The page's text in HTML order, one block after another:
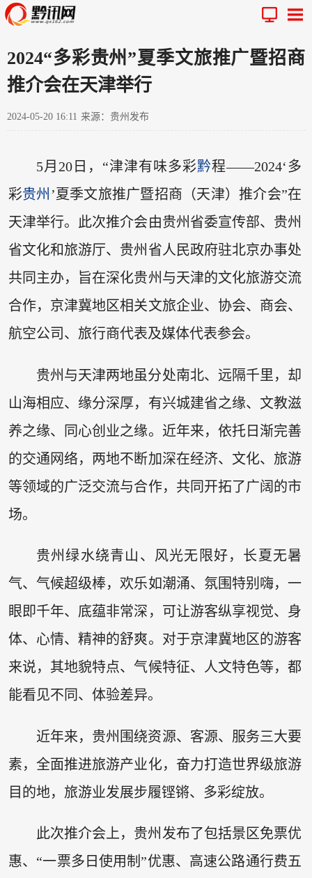
2024“多彩贵州”夏季文旅推广暨招商
推介会在天津举行
2024-05-20 16:11 来源：贵州发布
5月20日，“津津有味多彩黔程——2024‘多
彩贵州 ’夏季文旅推广暨招商（天津）推介会”在
天津举行。此次推介会由贵州省委宣传部、贵州
省文化和旅游厅、贵州省人民政府驻北京办事处
共同主办，旨在深化贵州与天津的文化旅游交流
合作，京津冀地区相关文旅企业、协会、商会、
航空公司、旅行商代表及媒体代表参会。
贵州与天津两地虽分处南北、远隔千里，却
山海相应、缘分深厚，有兴城建省之缘、文教滋
养之缘、同心创业之缘。近年来，依托日渐完善
的交通网络，两地不断加深在经济、文化、旅游
等领域的广泛交流与合作，共同开拓了广阔的市
场。
贵州绿水绕青山、风光无限好，长夏无暑
气、气候超级棒，欢乐如潮涌、氛围特别嗨，一
眼即千年、底蕴非常深，可让游客纵享视觉、身
体、心情、精神的舒爽。对于京津冀地区的游客
来说，其地貌特点、气候特征、人文特色等，都
能看见不同、体验差异。
近年来，贵州围绕资源、客源、服务三大要
素，全面推进旅游产业化，奋力打造世界级旅游
目的地，旅游业发展步履铿锵、多彩绽放。
此次推介会上，贵州发布了包括景区免票优
惠、“一票多日使用制”优惠、高速公路通行费五